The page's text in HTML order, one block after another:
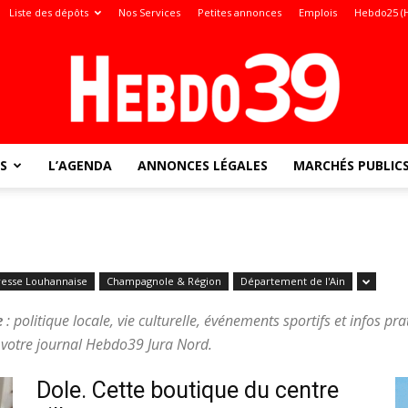
Liste des dépôts Nos Services Petites annonces Emplois Hebdo25
L’AGENDA ANNONCES LÉGALES MARCHÉS
Louhannaise Champagnole & Région Département de l'Ain
: politique locale, vie culturelle, événements sportifs et infos
journal Hebdo39 Jura Nord.
Dole. Cette boutique du centre